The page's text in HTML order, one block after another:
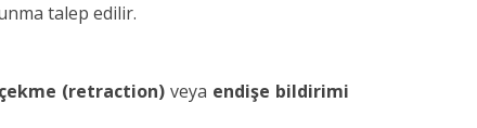
talep edilir.
(retraction)veya endişe bildirimi